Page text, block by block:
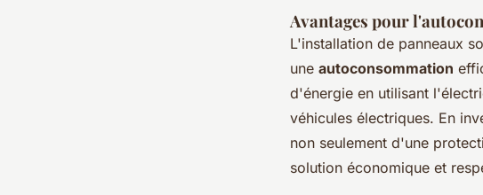
Avantages pour
L'installation de panneaux
une autoconsommation
d'énergie en utilisant
véhicules électriques. En
non seulement d'une
solution économique et